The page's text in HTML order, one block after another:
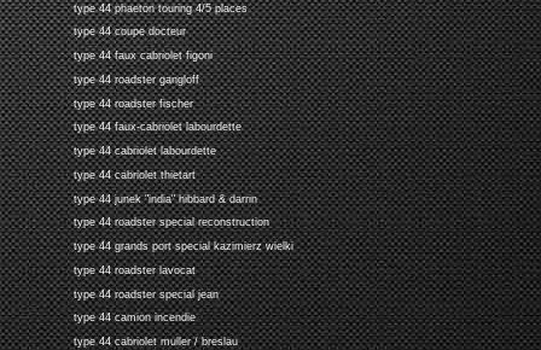
type 44 phaeton touring 4/5 places
type 44 coupe docteur
type 44 faux cabriolet figoni
type 44 roadster gangloff
type 44 roadster fischer
type 44 faux-cabriolet labourdette
type 44 cabriolet labourdette
type 44 cabriolet thietart
type 44 junek "india" hibbard & darrin
type 44 roadster special reconstruction
type 44 grands port special kazimierz wielki
type 44 roadster lavocat
type 44 roadster special jean
type 44 camion incendie
type 44 cabriolet muller / breslau